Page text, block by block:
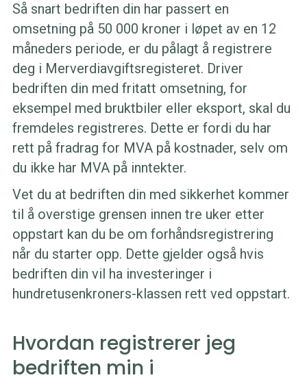
Så snart bedriften din har passert en
omsetning på 50 000 kroner i løpet av en 12
måneders periode, er du pålagt å registrere
deg i Merverdiavgiftsregisteret. Driver
bedriften din med fritatt omsetning, for
eksempel med bruktbiler eller eksport, skal du
fremdeles registreres. Dette er fordi du har
rett på fradrag for MVA på kostnader, selv om
du ikke har MVA på inntekter.
Vet du at bedriften din med sikkerhet kommer
til å overstige grensen innen tre uker etter
oppstart kan du be om forhåndsregistrering
når du starter opp. Dette gjelder også hvis
bedriften din vil ha investeringer i
hundretusenkroners-klassen rett ved oppstart.
Hvordan registrerer jeg
bedriften min i